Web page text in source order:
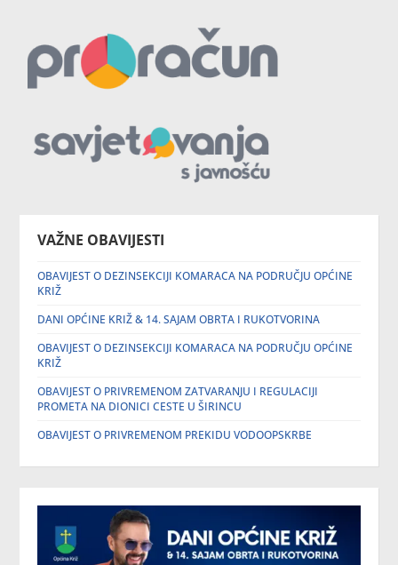
VAŽNE OBAVIJESTI
OBAVIJEST O DEZINSEKCIJI KOMARACA NA PODRUČJU OPĆINE
KRIŽ
DANI OPĆINE KRIŽ & 14. SAJAM OBRTA I RUKOTVORINA
OBAVIJEST O DEZINSEKCIJI KOMARACA NA PODRUČJU OPĆINE
KRIŽ
OBAVIJEST O PRIVREMENOM ZATVARANJU I REGULACIJI
PROMETA NA DIONICI CESTE U ŠIRINCU
OBAVIJEST O PRIVREMENOM PREKIDU VODOOPSKRBE